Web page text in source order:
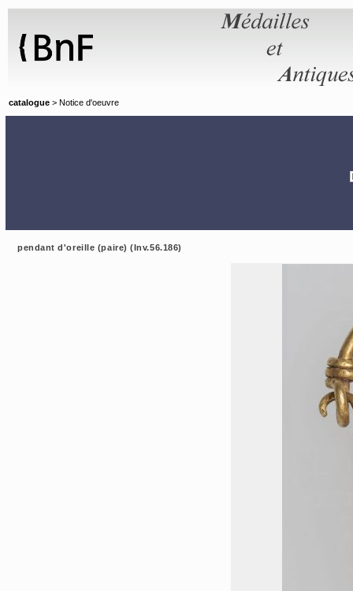
catalogue > Notice d'oeuvre
pendant d'oreille (paire) (Inv.56.186)